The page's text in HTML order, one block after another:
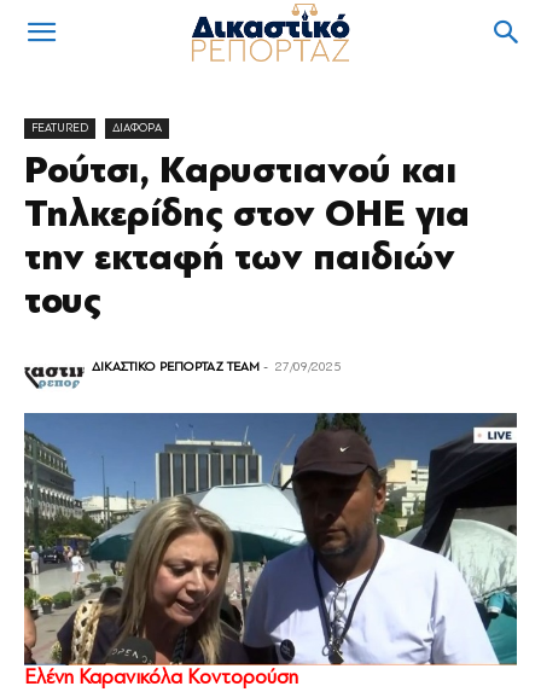
FEATURED ΔΙΑΦΟΡΑ
Ρούτσι, Καρυστιανού και
Τηλκερίδης στον ΟΗΕ για
την εκταφή των παιδιών
τους
ΔΙΚΑΣΤΙΚΟ ΡΕΠΟΡΤΑΖ TEAM - 27/09/2025
Ελένη Καρανικόλα Κοντορούση